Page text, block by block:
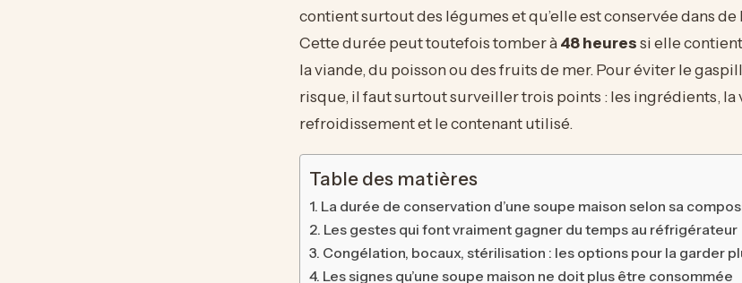
contient surtout des légumes et qu’elle est conservée dans
Cette durée peut toutefois tomber à48 heuressi elle
la viande, du poisson ou des fruits de mer. Pour éviter le
risque, il faut surtout surveiller trois points : les ingrédients, la
refroidissement et le contenant utilisé.
Table des matières
La durée de conservation d’une soupe maison selon sa
Les gestes qui font vraiment gagner du temps au réfrigérateur
Congélation, bocaux, stérilisation : les options pour la garder
Les signes qu’une soupe maison ne doit plus être consommée